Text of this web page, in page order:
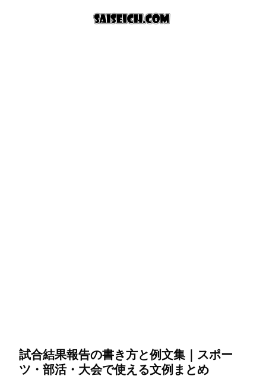
試合結果報告の書き方と例文集｜スポー
ツ・部活・大会で使える文例まとめ